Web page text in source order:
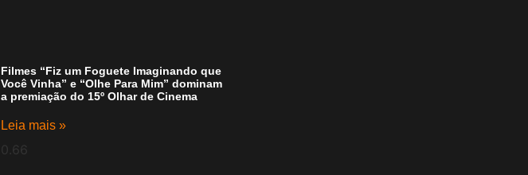
Filmes “Fiz um Foguete Imaginando que
Você Vinha” e “Olhe Para Mim” dominam
a premiação do 15º Olhar de Cinema
Leia mais »